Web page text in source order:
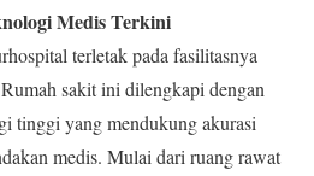
Medis Terkini
terletak pada fasilitasnya
sakit ini dilengkapi dengan
tinggi yang mendukung akurasi
medis. Mulai dari ruang rawat